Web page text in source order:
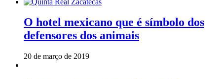
O hotel mexicano que é símbolo dos
defensores dos animais
20 de março de 2019